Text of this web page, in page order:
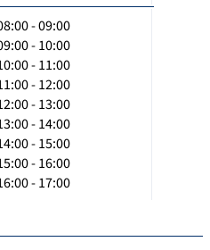
- 09:00
- 10:00
- 11:00
- 12:00
- 13:00
- 14:00
- 15:00
- 16:00
- 17:00